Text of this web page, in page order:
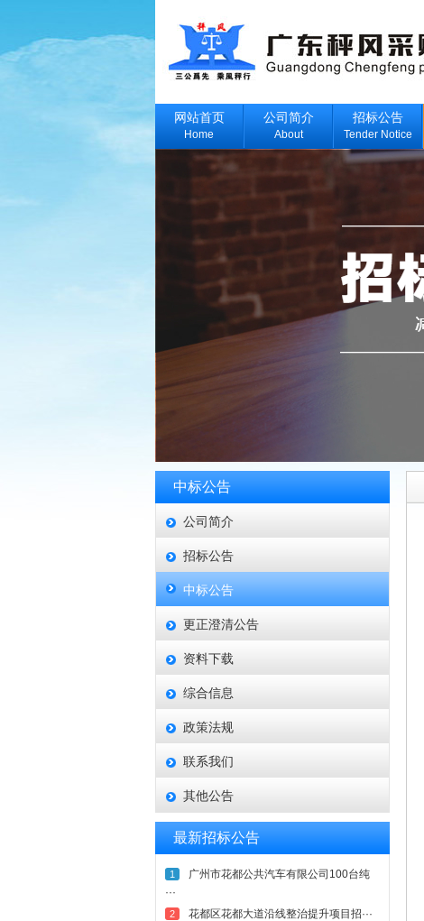
网站首页
Home
公司简介
About
招标公告
Tender Notice
中标公告
公司简介
招标公告
中标公告
更正澄清公告
资料下载
综合信息
政策法规
联系我们
其他公告
最新招标公告
1
广州市花都公共汽车有限公司100台纯
···
2 花都区花都大道沿线整治提升项目招···